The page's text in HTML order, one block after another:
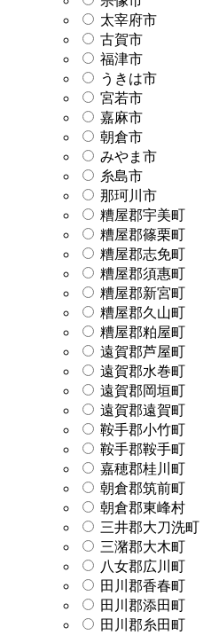
太宰府市
古賀市
福津市
うきは市
宮若市
嘉麻市
朝倉市
みやま市
糸島市
那珂川市
糟屋郡宇美町
糟屋郡篠栗町
糟屋郡志免町
糟屋郡須惠町
糟屋郡新宮町
糟屋郡久山町
糟屋郡粕屋町
遠賀郡芦屋町
遠賀郡水巻町
遠賀郡岡垣町
遠賀郡遠賀町
鞍手郡小竹町
鞍手郡鞍手町
嘉穂郡桂川町
朝倉郡筑前町
朝倉郡東峰村
三井郡大刀洗町
三潴郡大木町
八女郡広川町
田川郡香春町
田川郡添田町
田川郡糸田町